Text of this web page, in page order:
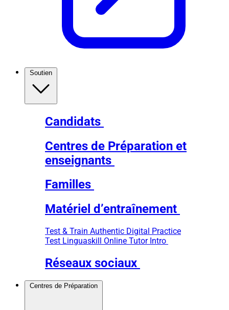
Candidats
Centres de Préparation et
enseignants
Familles
Matériel d’entraînement
Test & Train Authentic Digital Practice
Test Linguaskill Online Tutor Intro
Réseaux sociaux